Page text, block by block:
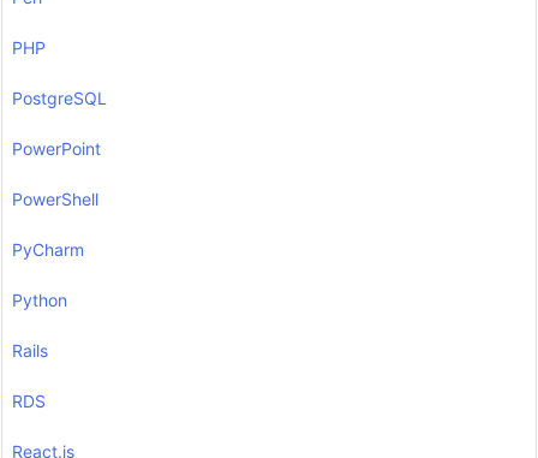
PHP
PostgreSQL
PowerPoint
PowerShell
PyCharm
Python
Rails
RDS
React.js